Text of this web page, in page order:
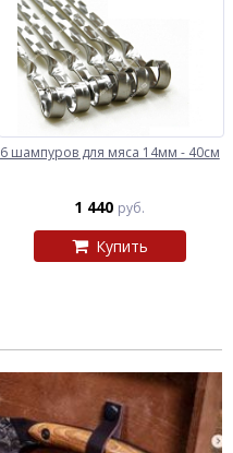
6 шампуров для мяса 14мм - 40см
1 440 руб.
Купить